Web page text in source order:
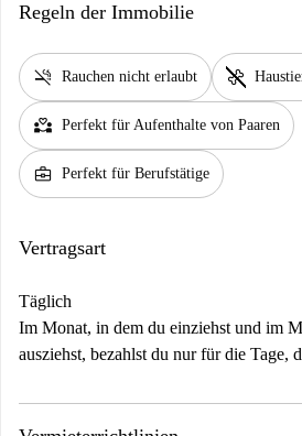
Regeln der Immobilie
smoke_free Rauchen nicht erlaubt pet_supplies
partner_heart Perfekt für Aufenthalte von Paaren
business_center Perfekt für Berufstätige
Vertragsart
Täglich
Im Monat, in dem du einziehst und im
ausziehst, bezahlst du nur für die Tage,